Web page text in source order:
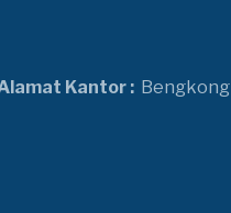
Kantor : Bengkong